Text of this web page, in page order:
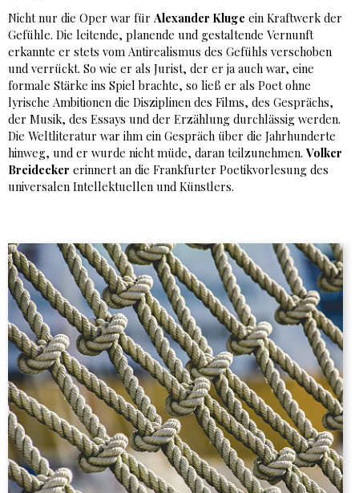
Nicht nur die Oper war für Alexander Kluge ein Kraftwerk der
Gefühle. Die leitende, planende und gestaltende Vernunft
erkannte er stets vom Antirealismus des Gefühls verschoben
und verrückt. So wie er als Jurist, der er ja auch war, eine
formale Stärke ins Spiel brachte, so ließ er als Poet ohne
lyrische Ambitionen die Disziplinen des Films, des Gesprächs,
der Musik, des Essays und der Erzählung durchlässig werden.
Die Weltliteratur war ihm ein Gespräch über die Jahrhunderte
hinweg, und er wurde nicht müde, daran teilzunehmen. Volker
Breidecker erinnert an die Frankfurter Poetikvorlesung des
universalen Intellektuellen und Künstlers.